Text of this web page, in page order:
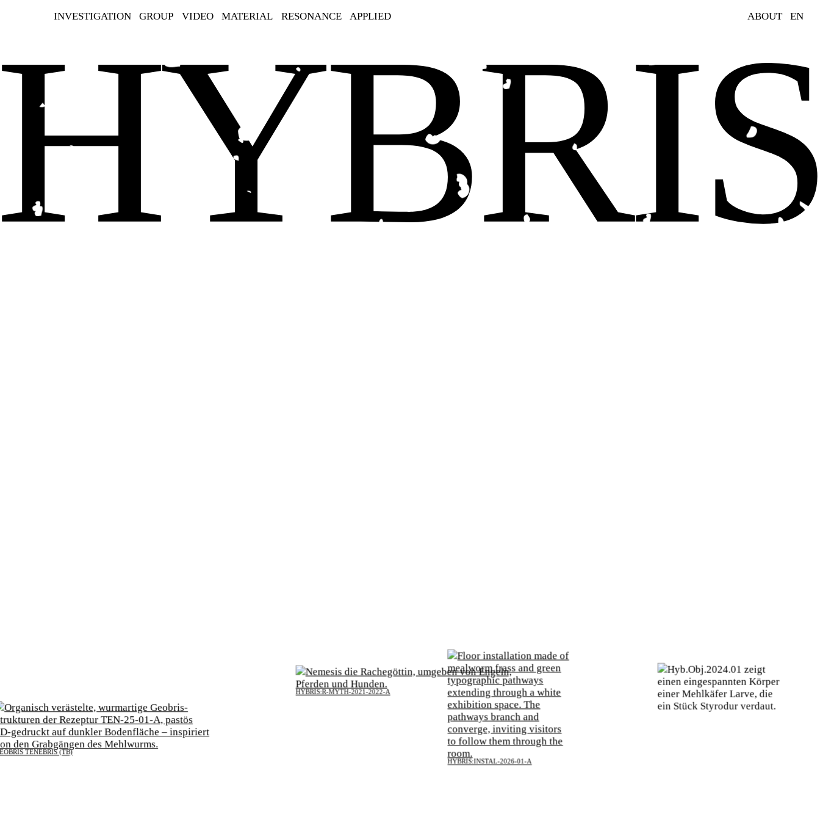
INVESTIGATION GROUP VIDEO MATERIAL RESONANCE APPLIED ABOUT EN
GEOBRIS TENEBRIS (TB)
HYBRIS:R-MYTH-2021-2022-A